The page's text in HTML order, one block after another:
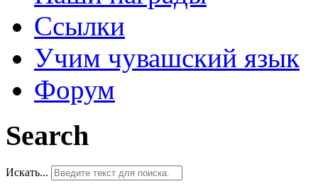
Ссылки
Учим чувашский язык
Форум
Search
Искать...